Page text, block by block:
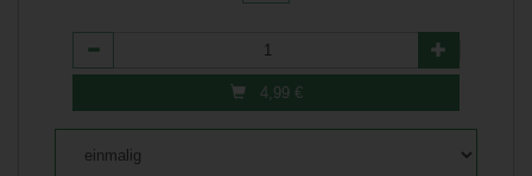
Anzahl
4,99 €